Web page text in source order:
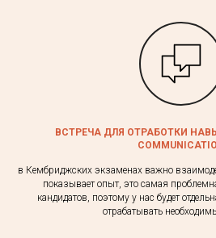
ВСТРЕЧА ДЛЯ ОТРАБОТКИ
в Кембриджских экзаменах важно
показывает опыт, это самая
кандидатов, поэтому у нас будет
отрабатывать